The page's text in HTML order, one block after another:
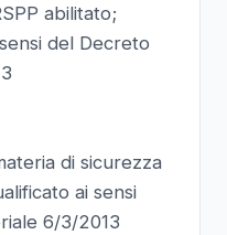
abilitato;
del Decreto
di sicurezza
ai sensi
6/3/2013